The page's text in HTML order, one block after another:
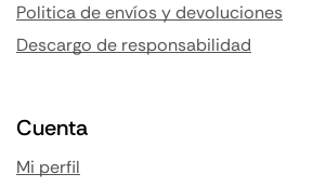
Politica de envíos y devoluciones
Descargo de responsabilidad
Cuenta
Mi perfil